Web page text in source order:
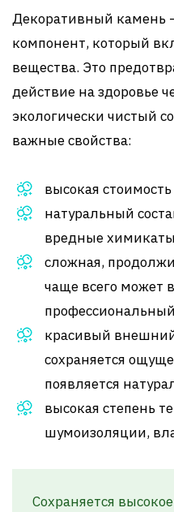
Декоративный камень
компонент, который
вещества. Это
действие на здоровье
экологически чистый
важные свойства:
высокая
натуральный
вредные
сложная,
чаще всего может
красивый
сохраняется
появляется
высокая степень
шумоизоляции,
Сохраняется